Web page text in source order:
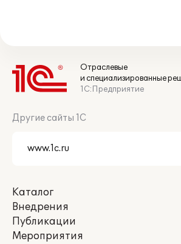
Отраслевые
и специализированные
1С:Предприятие
Другие сайты 1С
Каталог
Внедрения
Публикации
Мероприятия